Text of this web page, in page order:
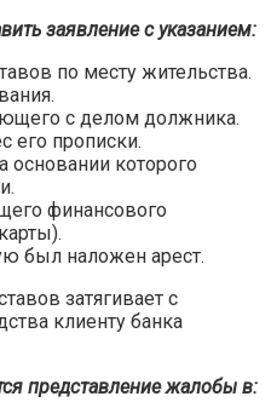
заявление с указанием:
по месту жительства.
с делом должника.
его прописки.
основании которого
финансового
был наложен арест.
затягивает с
клиенту банка
представление жалобы в: